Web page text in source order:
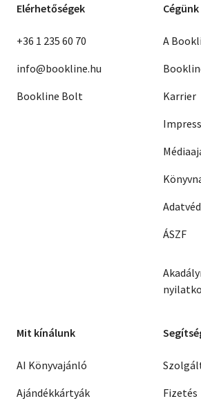
Elérhetőségek
+36 1 235 60 70
info@bookline.hu
Bookline Bolt
Cégünk
A
Karrier
ÁSZF
Mit kínálunk
AI Könyvajánló
Ajándékkártyák
Fizetés